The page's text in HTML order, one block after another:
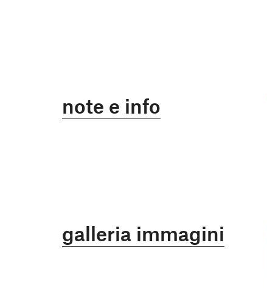
note e info
galleria immagini